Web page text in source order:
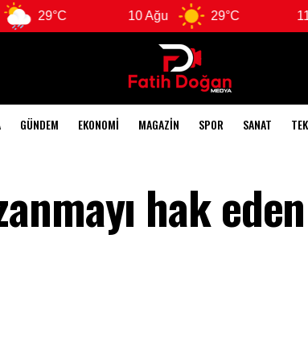
29°C 11 Ağu
GÜNDEM EKONOMI MAGAZIN SPOR SANAT
hak